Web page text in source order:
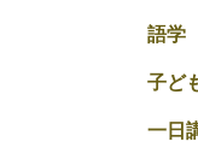
語学
子ど
一日